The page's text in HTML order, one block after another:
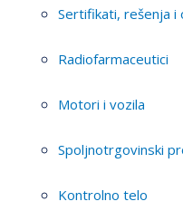
Sertifikati, rešenja i
Radiofarmaceutici
Motori i vozila
Spoljnotrgovinski
Kontrolno telo